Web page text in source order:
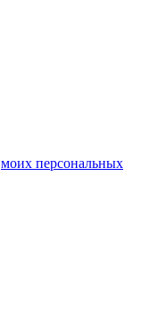
моих персональных